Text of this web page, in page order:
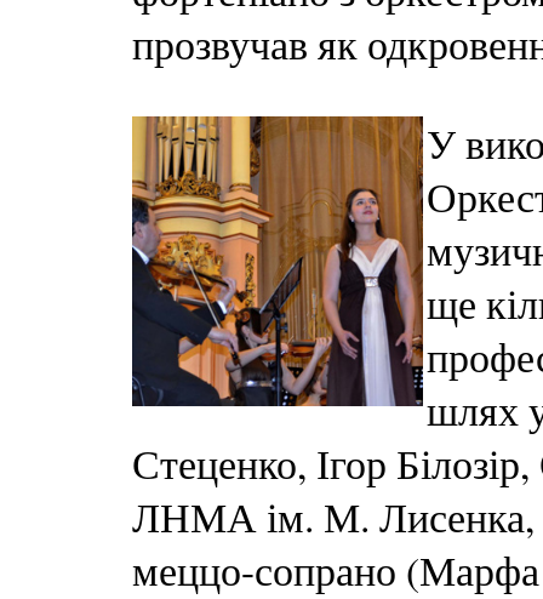
прозвучав як
У
ще
шлях
Стеценко, Ігор
ЛНМА ім. М. Лисенка,
меццо-сопрано